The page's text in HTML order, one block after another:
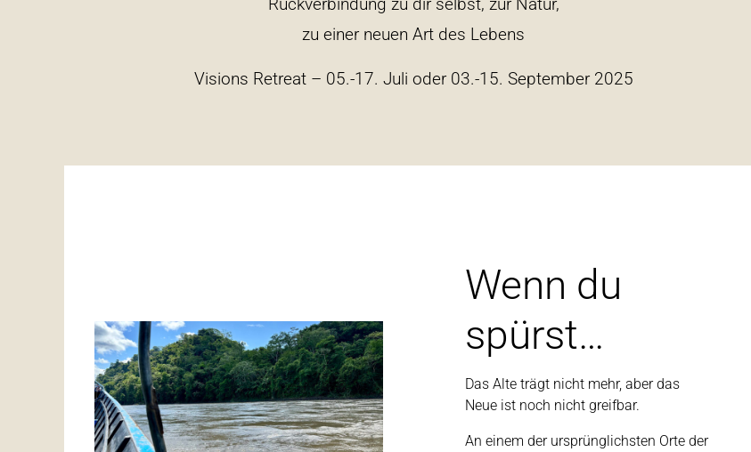
zu einer neuen Art des Lebens
Visions Retreat – 05.-17. Juli oder 03.-15. September 2025
Wenn du
spürst…
Das Alte trägt nicht mehr, aber das
Neue ist noch nicht greifbar.
An einem der ursprünglichsten Orte der